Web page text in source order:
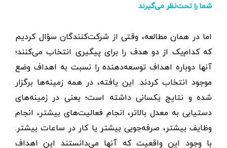
شما را تحت‌نظر می‌گیرند
اما در همان مطالعه، وقتی از شرکت‌کنندگان سؤال کردیم
که کدام‌یک از دو هدف را برای پیگیری انتخاب می‌کنند؛
آنها دوباره اهداف توسعه‌دهنده را نسبت به اهداف وضع
موجود انتخاب کردند. این یافته، در همه زمینه‌ها برگزار
شده و نتایج یکسانی داشته است؛ یعنی در زمینه‌های
دستیابی به معدل بالاتر، انجام فعالیت‌های بیشتر، انجام
وظایف بیشتر، صرفه‌جویی بیشتر یا کار در ساعات بیشتر.
با وجود این واقعیت که آنها می‌دانستند این اهداف